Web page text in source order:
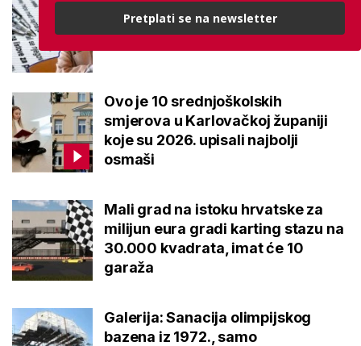
boje, a samo je jednom bila tema
eseja i to na jesenskom roku
Ovo je 10 srednjoškolskih
smjerova u Karlovačkoj županiji
koje su 2026. upisali najbolji
osmaši
Mali grad na istoku hrvatske za
milijun eura gradi karting stazu na
30.000 kvadrata, imat će 10
garaža
Galerija: Sanacija olimpijskog
bazena iz 1972., samo
Pretplati se na newsletter